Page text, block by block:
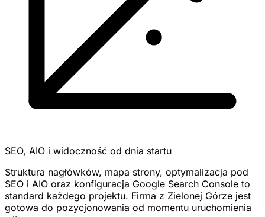
SEO, AIO i widoczność od dnia startu
Struktura nagłówków, mapa strony, optymalizacja pod
SEO i AIO oraz konfiguracja Google Search Console to
standard każdego projektu. Firma z Zielonej Górze jest
gotowa do pozycjonowania od momentu uruchomienia